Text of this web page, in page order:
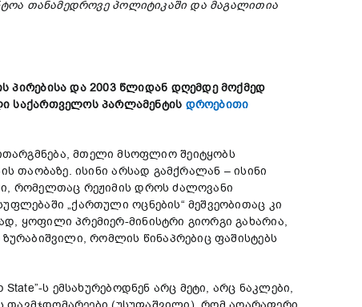
თანამედროვე პოლიტიკაში და მაგალითია
პირებისა და2003 წლიდან დღემდე მოქმედ
საქართველოს პარლამენტის დროებითი
მთელი მსოფლიო შეიტყობს
თაობაზე. ისინი არსად გამქრალან – ისინი
რომელთაც რეჟიმის დროს ძალოვანი
„ქართული ოცნების“ მეშვეობითაც კი
ყოფილი პრემიერ-მინისტრი გიორგი გახარია,
რომლის წინაპრებიც ფაშისტებს
ს ემსახურებოდნენ არც მეტი, არც ნაკლები,